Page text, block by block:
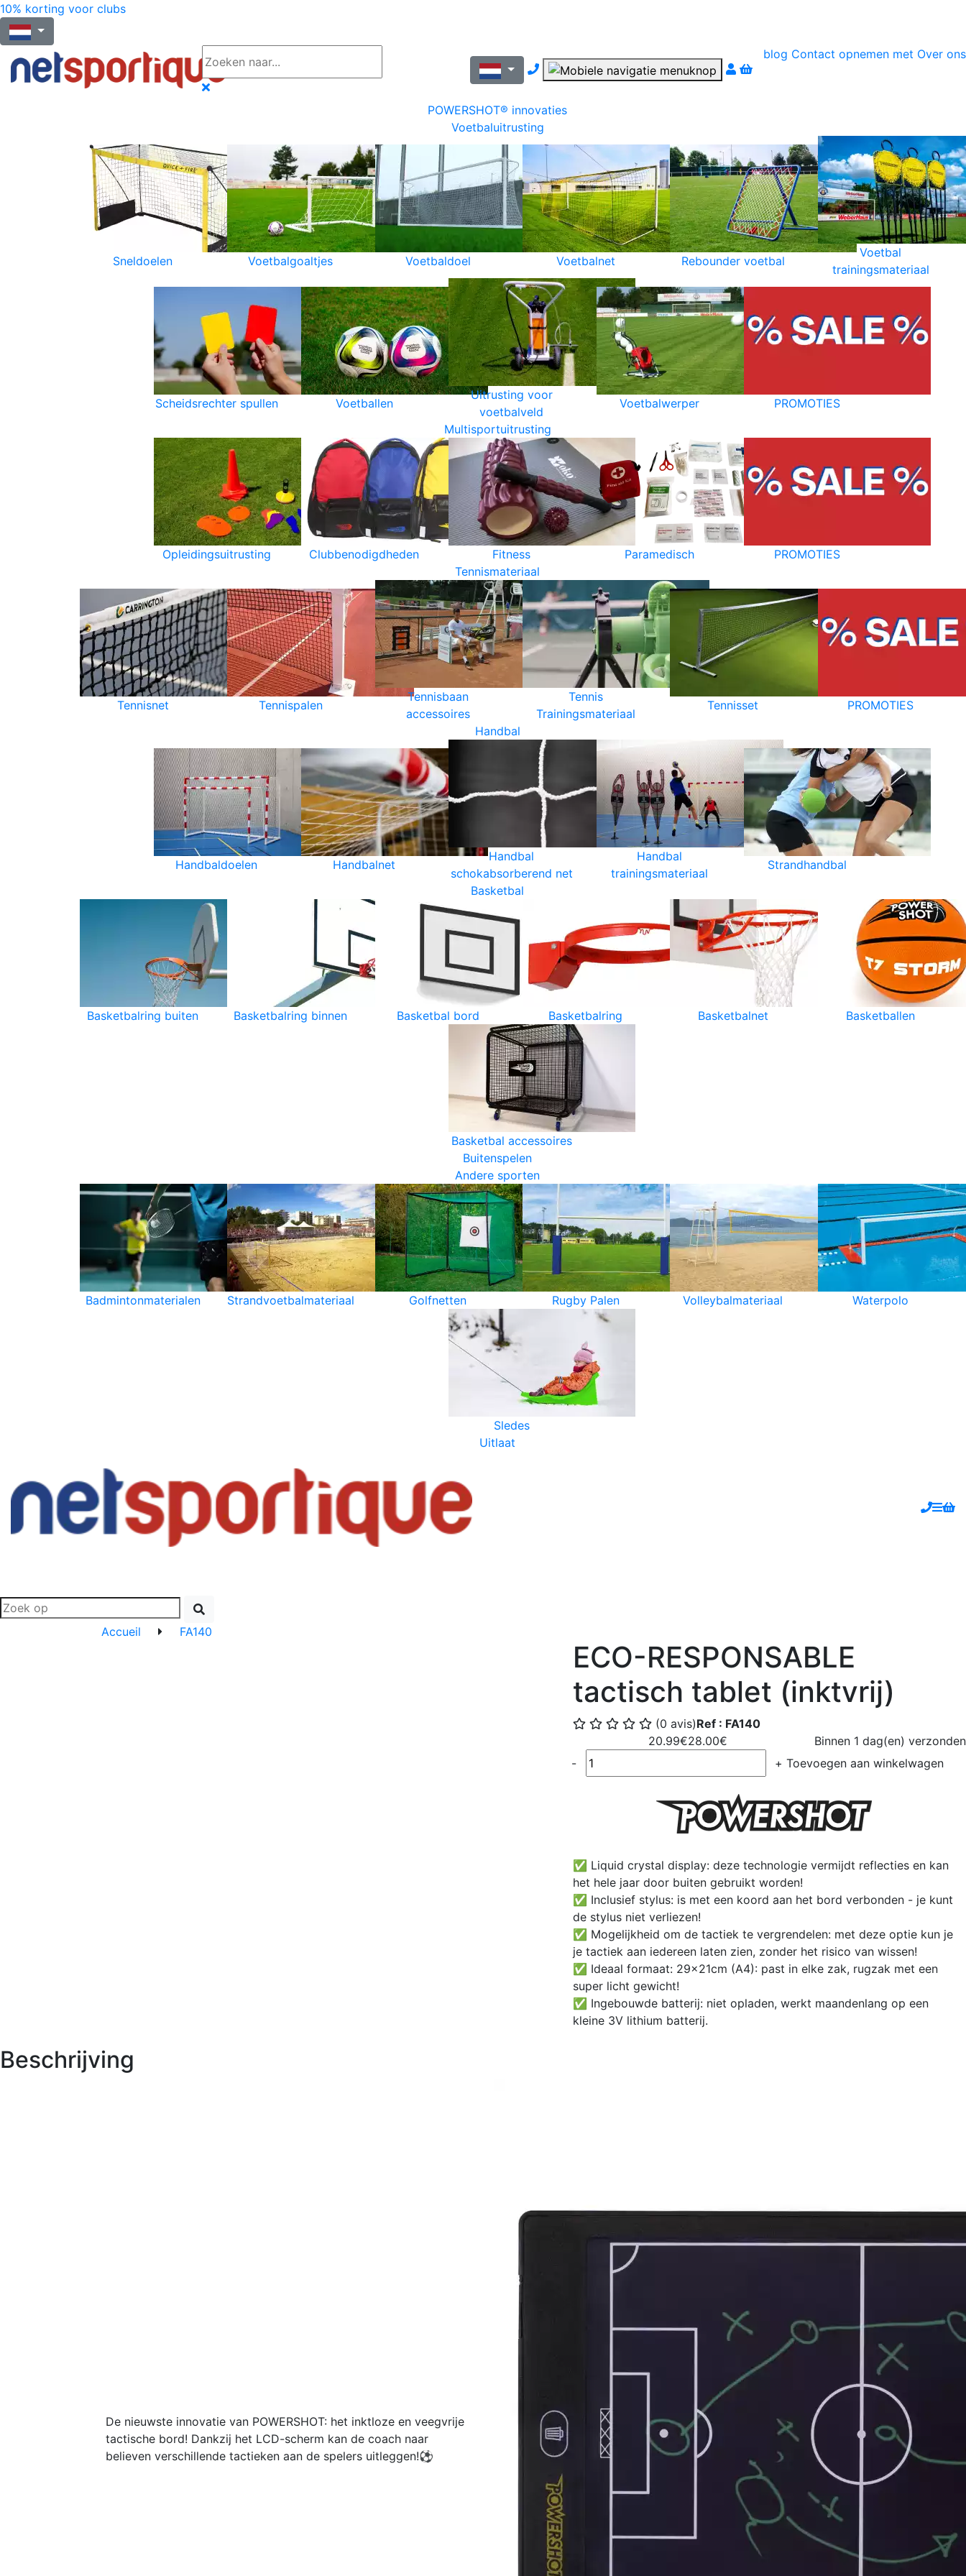
10% korting voor clubs
blog Contact opnemen met Over ons
Nous contacter par téléphone
POWERSHOT® innovaties
Voetbaluitrusting
Sneldoelen Voetbalgoaltjes Voetbaldoel Voetbalnet Rebounder voetbal
Voetbal
trainingsmateriaal
Scheidsrechter spullen Voetballen
Uitrusting voor
voetbalveld
Voetbalwerper
PROMOTIES
Multisportuitrusting
Opleidingsuitrusting Clubbenodigdheden Fitness Paramedisch
PROMOTIES
Tennismateriaal
Tennisnet Tennispalen
Tennisbaan
accessoires
Tennis
Trainingsmateriaal
Tennisset
PROMOTIES
Handbal
Handbaldoelen Handbalnet
Handbal
schokabsorberend net
Handbal
trainingsmateriaal
Strandhandbal
Basketbal
Basketbalring buiten Basketbalring binnen Basketbal bord Basketbalring Basketbalnet Basketballen
Basketbal accessoires
Buitenspelen
Andere sporten
Badmintonmaterialen Strandvoetbalmateriaal Golfnetten Rugby Palen Volleybalmateriaal Waterpolo
Sledes
Uitlaat
Accueil FA140
ECO-RESPONSABLE
tactisch tablet (inktvrij)
(0 avis)Ref : FA140
20.99€28.00€ Binnen 1 dag(en) verzonden
Quantité
- + Toevoegen aan winkelwagen
✅ Liquid crystal display: deze technologie vermijdt reflecties en kan
het hele jaar door buiten gebruikt worden!
✅ Inclusief stylus: is met een koord aan het bord verbonden - je kunt
de stylus niet verliezen!
✅ Mogelijkheid om de tactiek te vergrendelen: met deze optie kun je
je tactiek aan iedereen laten zien, zonder het risico van wissen!
✅ Ideaal formaat: 29x21cm (A4): past in elke zak, rugzak met een
super licht gewicht!
✅ Ingebouwde batterij: niet opladen, werkt maandenlang op een
kleine 3V lithium batterij.
Beschrijving
De nieuwste innovatie van POWERSHOT: het inktloze en veegvrije
tactische bord! Dankzij het LCD-scherm kan de coach naar
believen verschillende tactieken aan de spelers uitleggen!⚽